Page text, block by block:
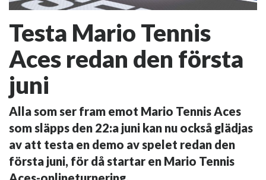
Testa Mario Tennis
Aces redan den första
juni
Alla som ser fram emot Mario Tennis Aces
som släpps den 22:a juni kan nu också glädjas
av att testa en demo av spelet redan den
första juni, för då startar en Mario Tennis